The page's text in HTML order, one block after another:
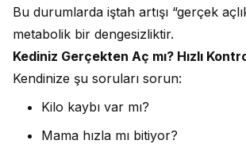
Bu durumlarda iştah artışı “gerçek
metabolik bir dengesizliktir.
Kediniz Gerçekten Aç mı? Hızlı
Kendinize şu soruları sorun:
Kilo kaybı var mı?
Mama hızla mı bitiyor?